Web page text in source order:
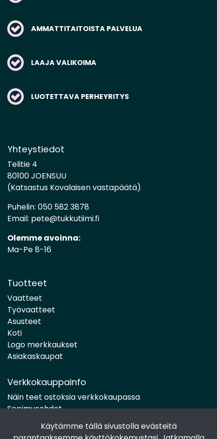
Käytämme tällä sivustolla evästeitä
AMMATTITAITOISTA PALVELUA
LAAJA VALIKOIMA
LUOTETTAVA PERHEYRITYS
Yhteystiedot
Telitie 4
80100 JOENSUU
(Katsastus Kovalaisen vastapäätä)
Puhelin: 050 582 3878
Email: pete@tukkutiimi.fi
Olemme avoinna:
Ma-Pe 8-16
Tuotteet
Vaatteet
Työvaatteet
Asusteet
Koti
Logo merkkaukset
Asiakaskaupat
Verkkokauppainfo
Näin teet ostoksia verkkokaupassa
Sopimusehdot
Toimitustavat
Maksutavat